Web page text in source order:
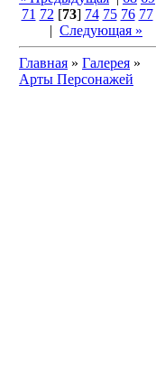
71 72 [73] 74 75 76 77
| Следующая »
Главная » Галерея »
Арты Персонажей